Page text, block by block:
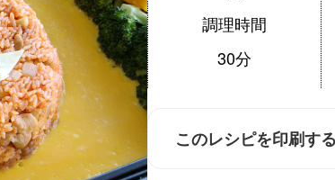
調理時間
30分
このレシピを印刷する